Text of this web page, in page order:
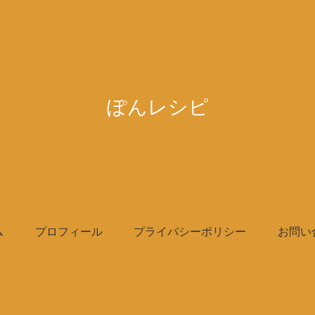
ぽんレシピ
プロフィール プライバシーポリシー お問い